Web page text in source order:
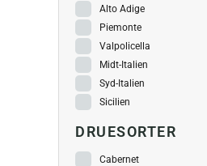
Alto Adige
Piemonte
Valpolicella
Midt-Italien
Syd-Italien
Sicilien
DRUESORTER
Cabernet